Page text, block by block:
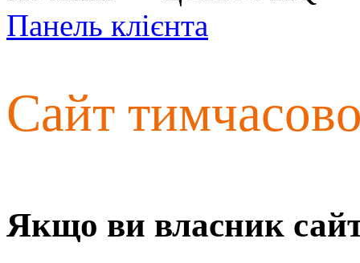
Панель клієнта
Сайт
Якщо ви власник